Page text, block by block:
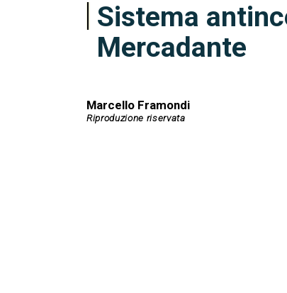
Sistema
Mercadante
Marcello Framondi